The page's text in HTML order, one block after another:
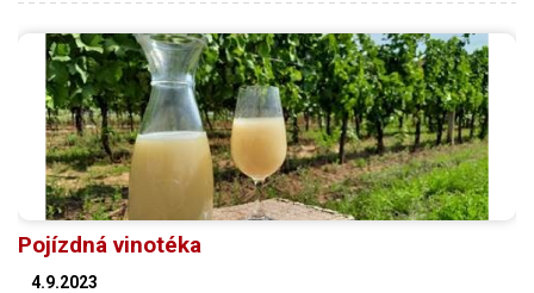
Pojízdná vinotéka
4.9.2023